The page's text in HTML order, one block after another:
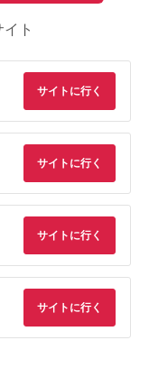
ト
サイトに行く
サイトに行く
サイトに行く
サイトに行く